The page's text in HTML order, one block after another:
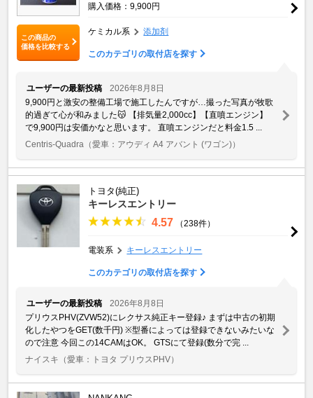
この商品の
価格を比較する
購入価格：9,900円
ケミカル系 添加剤
このカテゴリの取付店を探す
ユーザーの最新投稿
2026年8月8日
9,900円と激安の整備工場で施工したんですが…撮った写真が牧歌
的過ぎて心が和みました😽 【排気量2,000cc】【直噴エンジン】
で9,900円は安価かなと思います。 直噴エンジンだと料金1.5 ...
Centris-Quadra （愛車：アウディ A4 アバント (ワゴン)）
トヨタ(純正)
キーレスエントリー
4.57 （238件）
電装系 キーレスエントリー
このカテゴリの取付店を探す
ユーザーの最新投稿
2026年8月8日
プリウスPHV(ZVW52)にレクサス純正キー登録♪ まずは中古の初期
化したやつをGET(数千円) ※型番によっては登録できないみたいな
ので注意 今回この14CAMはOK。 GTSにて登録(数分で完 ...
ナイスキ （愛車：トヨタ プリウスPHV）